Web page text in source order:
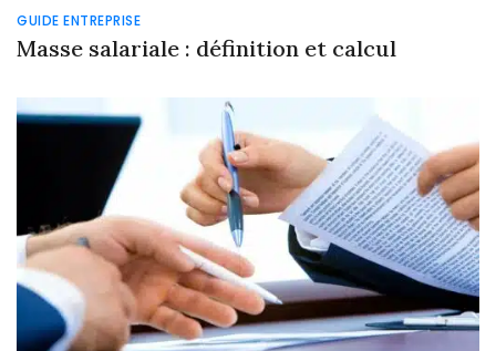
GUIDE ENTREPRISE
Masse salariale : définition et calcul